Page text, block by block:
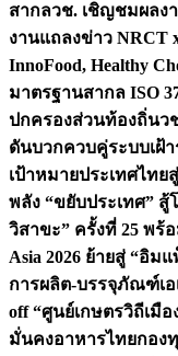
สากลวช. เชิญชมผลง
งานแถลงข่าว NRCT
InnoFood, Healthy
มาตรฐานสากล ISO
ปกครองส่วนท้องถิ่นว
ดันบวกควบคู่ระบบเฝ้
เป้าหมายประเทศไท
พลัง “ขยับประเทศ” สู้
วิสาขะ” ครั้งที่ 25 พร้
Asia 2026 ย้ายสู่ “อิม
การผลิต-บรรจุภัณฑ์เอ
off “ศูนย์เกษตรวิถีเมื
มั่นคงอาหารไทยกอง